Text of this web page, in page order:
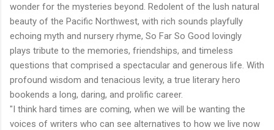
wonder for the mysteries beyond. Redolent of the lush natural
beauty of the Pacific Northwest, with rich sounds playfully
echoing myth and nursery rhyme, So Far So Good lovingly
plays tribute to the memories, friendships, and timeless
questions that comprised a spectacular and generous life. With
profound wisdom and tenacious levity, a true literary hero
bookends a long, daring, and prolific career.
"I think hard times are coming, when we will be wanting the
voices of writers who can see alternatives to how we live now